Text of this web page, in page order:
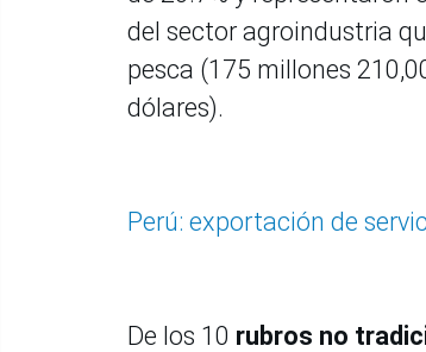
del sector agroindustria
pesca (175 millones
dólares).
Perú: exportación de
De los 10 rubros no